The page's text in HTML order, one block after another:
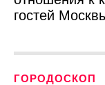
гостей
ГОРОДОСКОП